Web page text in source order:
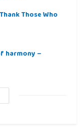
Those Who
harmony –